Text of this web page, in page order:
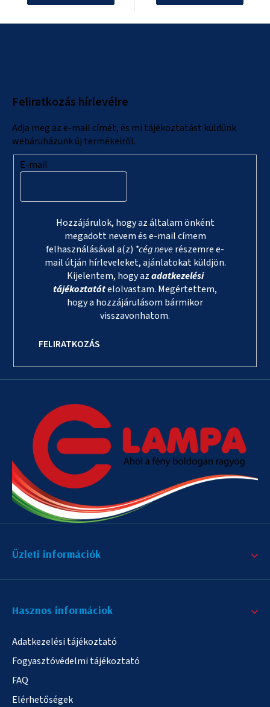
Feliratkozás hírlevélre
Adja meg az e-mail címét, és mi tájékoztatást küldünk
webáruházunk új termékeiről.
E-mail
Hozzájárulok, hogy az általam önként
megadott nevem és e-mail címem
felhasználásával a(z) *cég neverészemre e-
mail útján hírleveleket, ajánlatokat küldjön.
Kijelentem, hogy azadatkezelési
tájékoztatótelolvastam. Megértettem,
hogy a hozzájárulásom bármikor
visszavonhatom.
FELIRATKOZÁS
Üzleti információk
Hasznos informáciok
Adatkezelési tájékoztató
Fogyasztóvédelmi tájékoztató
FAQ
Elérhetőségek